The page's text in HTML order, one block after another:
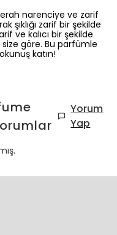
narenciye ve zarif
şıklığı zarif bir şekilde
ve kalıcı bir şekilde
göre. Bu parfümle
katın!
Yorum
Yap